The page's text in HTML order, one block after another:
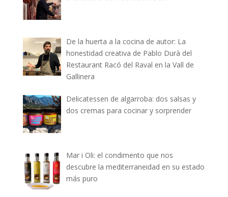
De la huerta a la cocina de autor: La
honestidad creativa de Pablo Durà del
Restaurant Racó del Raval en la Vall de
Gallinera
Delicatessen de algarroba: dos salsas y
dos cremas para cocinar y sorprender
Mar i Oli: el condimento que nos
descubre la mediterraneidad en su estado
más puro